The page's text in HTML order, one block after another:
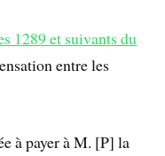
1289 et suivants du
entre les
à payer à M. [P] la